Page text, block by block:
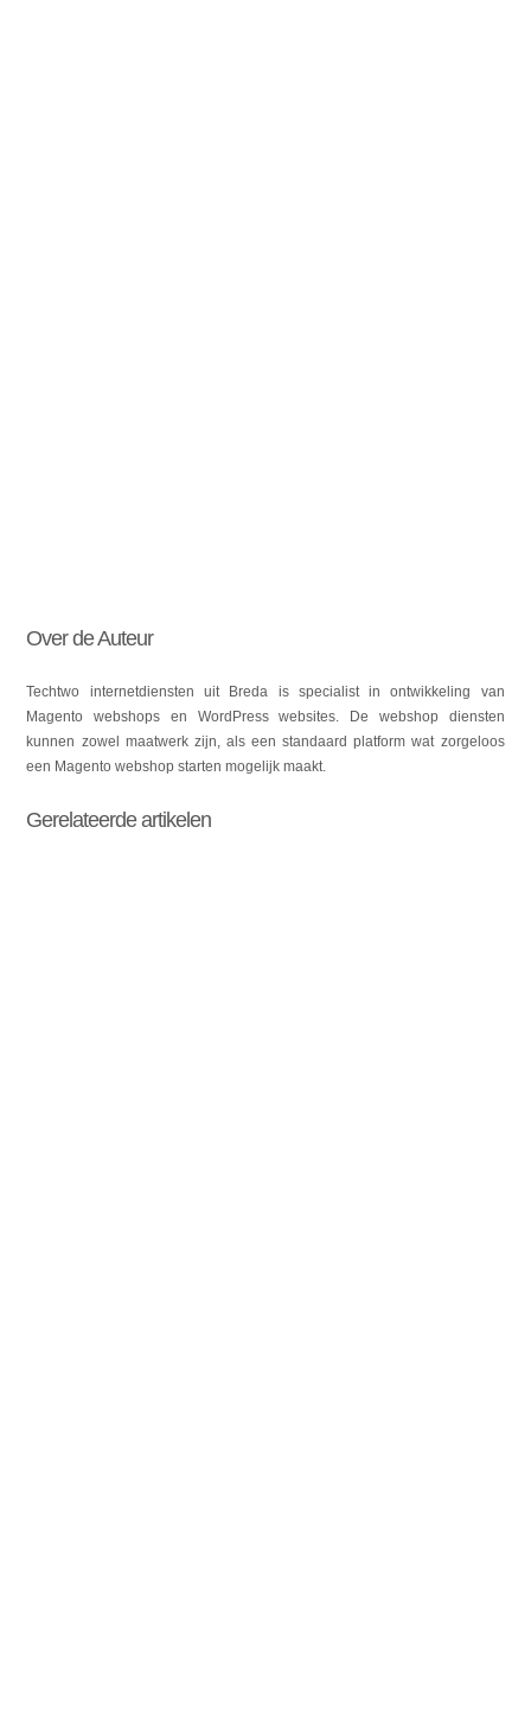
Over de Auteur
Techtwo internetdiensten uit Breda is specialist in ontwikkeling van
Magento webshops en WordPress websites. De webshop diensten
kunnen zowel maatwerk zijn, als een standaard platform wat zorgeloos
een Magento webshop starten mogelijk maakt.
Gerelateerde artikelen